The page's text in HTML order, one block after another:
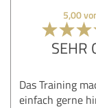
5,00
SEHR
Das Training
einfach gerne